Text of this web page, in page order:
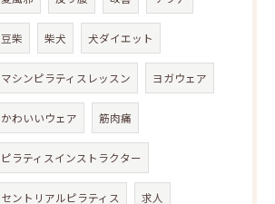
豆柴 柴犬 犬ダイエット
マシンピラティスレッスン ヨガウェア
かわいいウェア 筋肉痛
ピラティスインストラクター
セントリアルピラティス 求人